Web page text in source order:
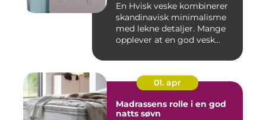
En Hvisk veske kombinerer
skandinavisk minimalisme
med lekne detaljer. Mange
opplever at en god vesk...
01. apr
Madrassens rolle i en god
natts søvn